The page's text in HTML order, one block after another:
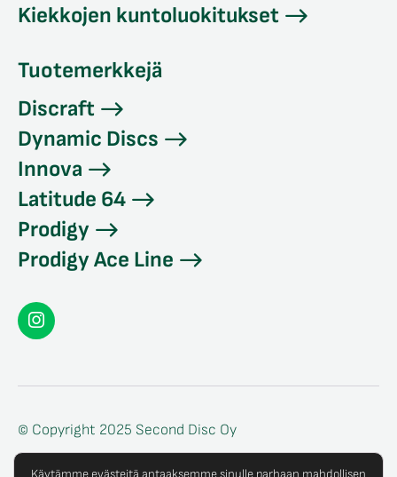
Kiekkojen kuntoluokitukset
Tuotemerkkejä
Discraft
Dynamic Discs
Innova
Latitude 64
Prodigy
Prodigy Ace Line
Seconddisc
© Copyright 2025 Second Disc Oy
Tietosuojaseloste
Käytämme evästeitä antaaksemme sinulle parhaan mahdollisen